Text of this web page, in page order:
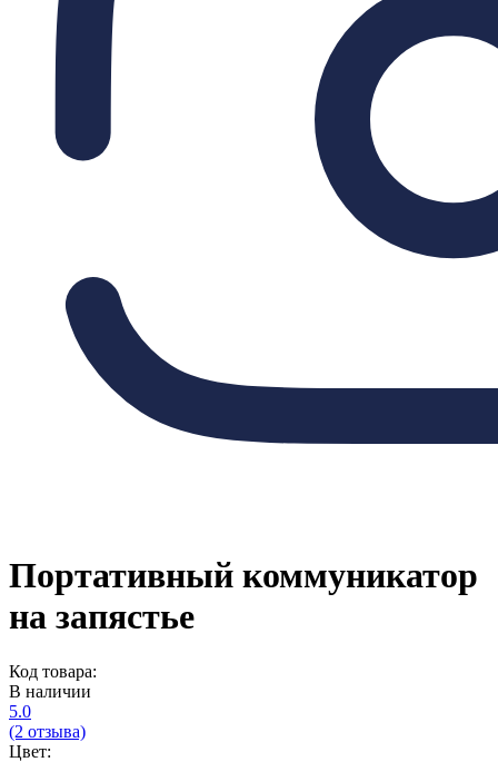
Портативный коммуникатор
на запястье
Код товара:
В наличии
5.0
(2 отзыва)
Цвет: